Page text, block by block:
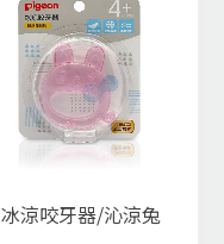
冰涼咬牙器/沁涼兔